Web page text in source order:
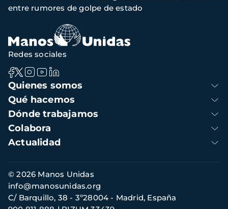
navegación
entre rumores de golpe de estado
Navegación
principal
Quienes somos
Qué hacemos
Dónde trabajamos
Colabora
Actualidad
Redes sociales
Información
de
contacto
© 2026 Manos Unidas
C/ Barquillo, 38 - 3º28004 - Madrid, España
info@manosunidas.org